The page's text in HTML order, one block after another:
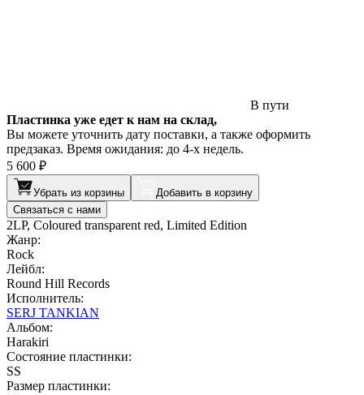
В пути
Пластинка уже едет к нам на склад,
Вы можете уточнить дату поставки, а также оформить
предзаказ. Время ожидания: до 4-х недель.
5 600 ₽
Убрать из корзины
Добавить в корзину
Связаться с нами
2LP, Coloured transparent red, Limited Edition
Жанр:
Rock
Лейбл:
Round Hill Records
Исполнитель:
SERJ TANKIAN
Альбом:
Harakiri
Состояние пластинки:
SS
Размер пластинки: